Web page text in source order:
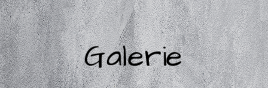
Galerie